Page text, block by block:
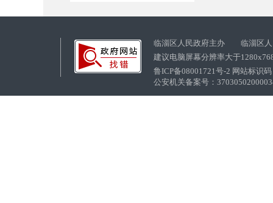
临淄区人民政府主办 临淄区人
建议电脑屏幕分辨率大于
鲁ICP备08001721号-2 网站标识
公安机关备案号：